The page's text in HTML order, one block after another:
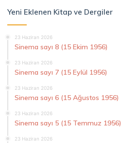
Yeni Eklenen Kitap ve Dergiler
23 Haziran 2026
Sinema sayı 8 (15 Ekim 1956)
23 Haziran 2026
Sinema sayı 7 (15 Eylül 1956)
23 Haziran 2026
Sinema sayı 6 (15 Ağustos 1956)
23 Haziran 2026
Sinema sayı 5 (15 Temmuz 1956)
23 Haziran 2026